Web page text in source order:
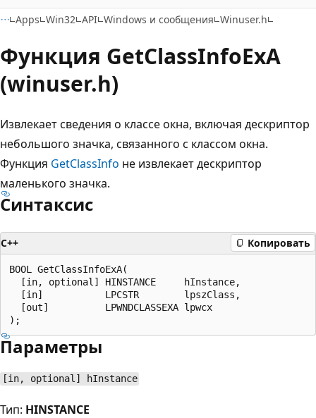
Apps Win32 API Windows и сообщения Winuser.h
Функция GetClassInfoExA
(winuser.h)
Извлекает сведения о классе окна, включая дескриптор
небольшого значка, связанного с классом окна.
Функция GetClassInfo не извлекает дескриптор
маленького значка.
Синтаксис
C++ Копировать
BOOL GetClassInfoExA(
  [in, optional] HINSTANCE     hInstance,
  [in]           LPCSTR        lpszClass,
  [out]          LPWNDCLASSEXA lpwcx
Параметры
[in, optional] hInstance
Тип: HINSTANCE